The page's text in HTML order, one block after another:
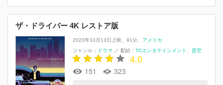
ザ・ドライバー 4K レストア版
2023年10月13日上映 91分
アメリカ
ジャンル：
ドラマ ／ 配給： TCエンタテインメント 是空
4.0
151 323